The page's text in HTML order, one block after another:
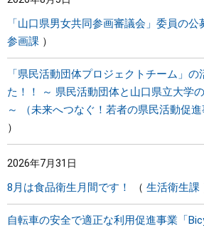
県政情報
「山口県男女共同参画審議会」委員の公
参画課
「県民活動団体プロジェクトチーム」
た！！ ～ 県民活動団体と山口県立大学
～ （未来へつなぐ！若者の県民活動促進
2026年7月31日
8月は食品衛生月間です！ 生活衛生課
自転車の安全で適正な利用促進事業「